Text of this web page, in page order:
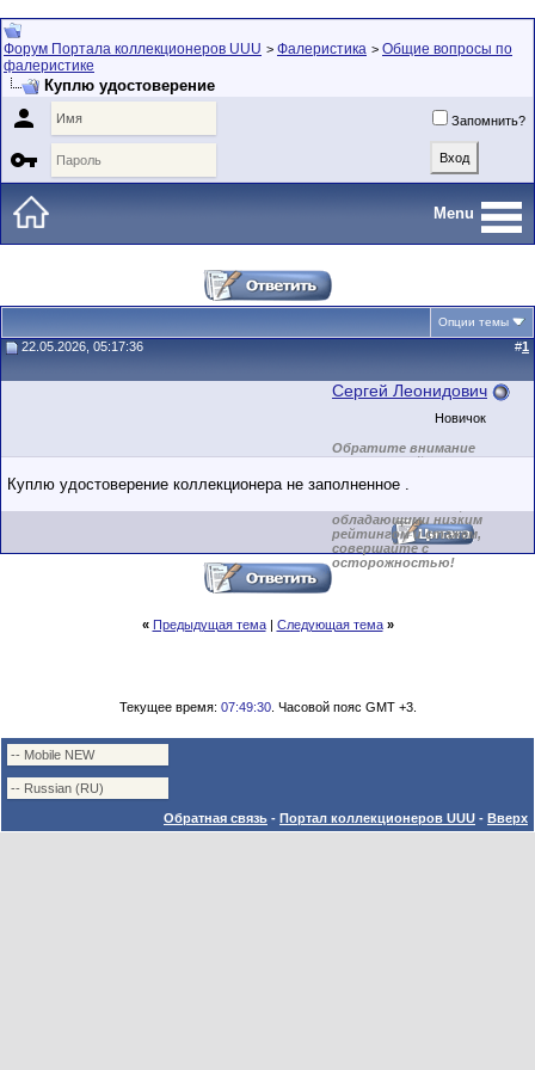
Форум Портала коллекционеров UUU > Фалеристика > Общие вопросы по
фалеристике
Куплю удостоверение
 Запомнить?

Menu
Опции темы
22.05.2026, 05:17:36 #1
Сергей Леонидович
Новичок
Обратите внимание
на маленький стаж
этом форуме. Сделки
обладающими низким
рейтингом и стажем,
совершайте с
осторожностью!
Куплю удостоверение коллекционера не заполненное .
« Предыдущая тема| Следующая тема »
Текущее время: 07:49:30. Часовой пояс GMT +3.
Обратная связь - Портал коллекционеров UUU - Вверх